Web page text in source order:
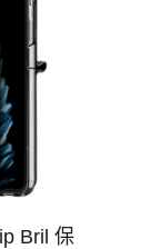
Bril 保